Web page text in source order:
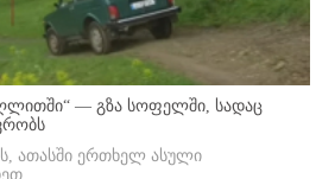
— გზა სოფელში, სადაც
ათასში ერთხელ ასული